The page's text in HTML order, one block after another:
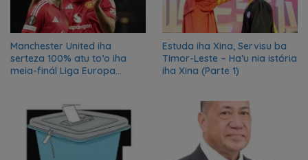
Manchester United iha
serteza 100% atu to’o iha
meia-finál Liga Europa
Estuda iha Xina, Servisu ba
Timor-Leste – Ha’u nia istória
iha Xina (Parte 1)